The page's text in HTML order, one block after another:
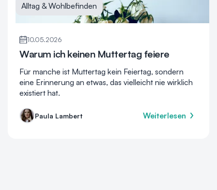
Alltag & Wohlbefinden
10.05.2026
Warum ich keinen Muttertag feiere
Für manche ist Muttertag kein Feiertag, sondern
eine Erinnerung an etwas, das vielleicht nie wirklich
existiert hat.
Paula Lambert Weiterlesen